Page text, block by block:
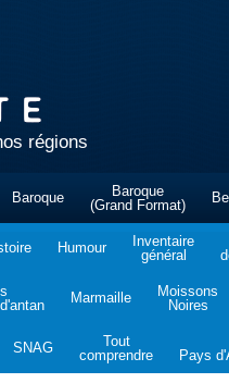
régions
Baroque
Baroque
(Grand Format)
Humour
Inventaire
général
Marmaille
Moissons
Noires
SNAG
Tout
comprendre
Pays